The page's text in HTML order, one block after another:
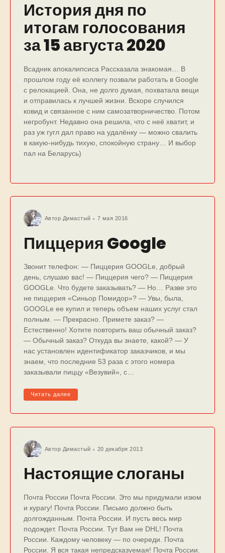
История дня по
итогам голосования
за 15 августа 2020
Всадник апокалипсиса Рассказала знакомая… В
прошлом году её коллегу позвали работать в Google
с релокацией. Она, не долго думая, похватала вещи
и отправилась к лучшей жизни. Вскоре случился
ковид и связанное с ним самозатворничество. Потом
негробунт. Недавно она решила, что с неё хватит, и
раз уж гугл дал право на удалёнку — можно свалить
в какую-нибудь тихую, спокойную страну… И выбор
пал на Беларусь)
Автор Димастый 7 мая 2016
Пиццерия Google
Звонит телефон: — Пиццерия GOOGLе, добрый
день, слушаю вас! — Пиццерия чего? — Пиццерия
GOOGLе. Что будете заказывать? — Но… Разве это
не пиццерия «Синьор Помидор»? — Увы, была,
GOOGLе ее купил и теперь объем наших услуг стал
полным. — Прекрасно. Примете заказ? —
Естественно! Хотите повторить ваш обычный заказ?
— Обычный заказ? Откуда вы знаете, какой? — У
нас установлен идентификатор заказчиков, и мы
знаем, что последние 53 раза с этого номера
заказывали пиццу «Везувий», с…
Читать далее
Автор Димастый 20 декабря 2013
Настоящие слоганы
Почта России Почта России. Это мы придумали изюм
и курагу! Почта России. Письмо должно быть
долгожданным. Почта России. И пусть весь мир
подождет. Почта России. Тут Вам не DHL! Почта
России. Каждому человеку — по очереди. Почта
России. Я вся такая непредсказуемая! Почта России.